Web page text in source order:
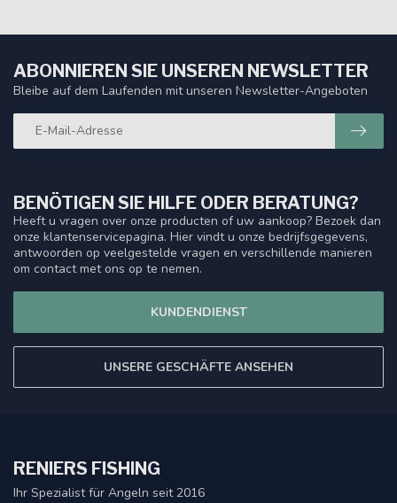
BENÖTIGEN SIE HILFE ODER BERATUNG?
Heeft u vragen over onze producten of uw aankoop? Bezoek dan
onze klantenservicepagina. Hier vindt u onze bedrijfsgegevens,
antwoorden op veelgestelde vragen en verschillende manieren
om contact met ons op te nemen.
KUNDENDIENST
UNSERE GESCHÄFTE ANSEHEN
ABONNIEREN SIE UNSEREN NEWSLETTER
Bleibe auf dem Laufenden mit unseren Newsletter-Angeboten
RENIERS FISHING
Ihr Spezialist für Angeln seit 2016